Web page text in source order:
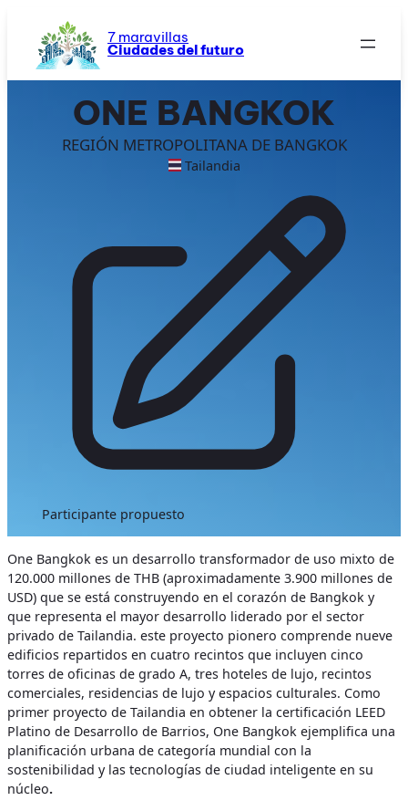
contenido
7 maravillas
Ciudades del futuro
ONE BANGKOK
REGIÓN METROPOLITANA DE BANGKOK
Tailandia
Participante propuesto
One Bangkok es un desarrollo transformador de uso mixto de
120.000 millones de THB (aproximadamente 3.900 millones de
USD) que se está construyendo en el corazón de Bangkok y
que representa el mayor desarrollo liderado por el sector
privado de Tailandia. este proyecto pionero comprende nueve
edificios repartidos en cuatro recintos que incluyen cinco
torres de oficinas de grado A, tres hoteles de lujo, recintos
comerciales, residencias de lujo y espacios culturales. Como
primer proyecto de Tailandia en obtener la certificación LEED
Platino de Desarrollo de Barrios, One Bangkok ejemplifica una
planificación urbana de categoría mundial con la
sostenibilidad y las tecnologías de ciudad inteligente en su
núcleo.